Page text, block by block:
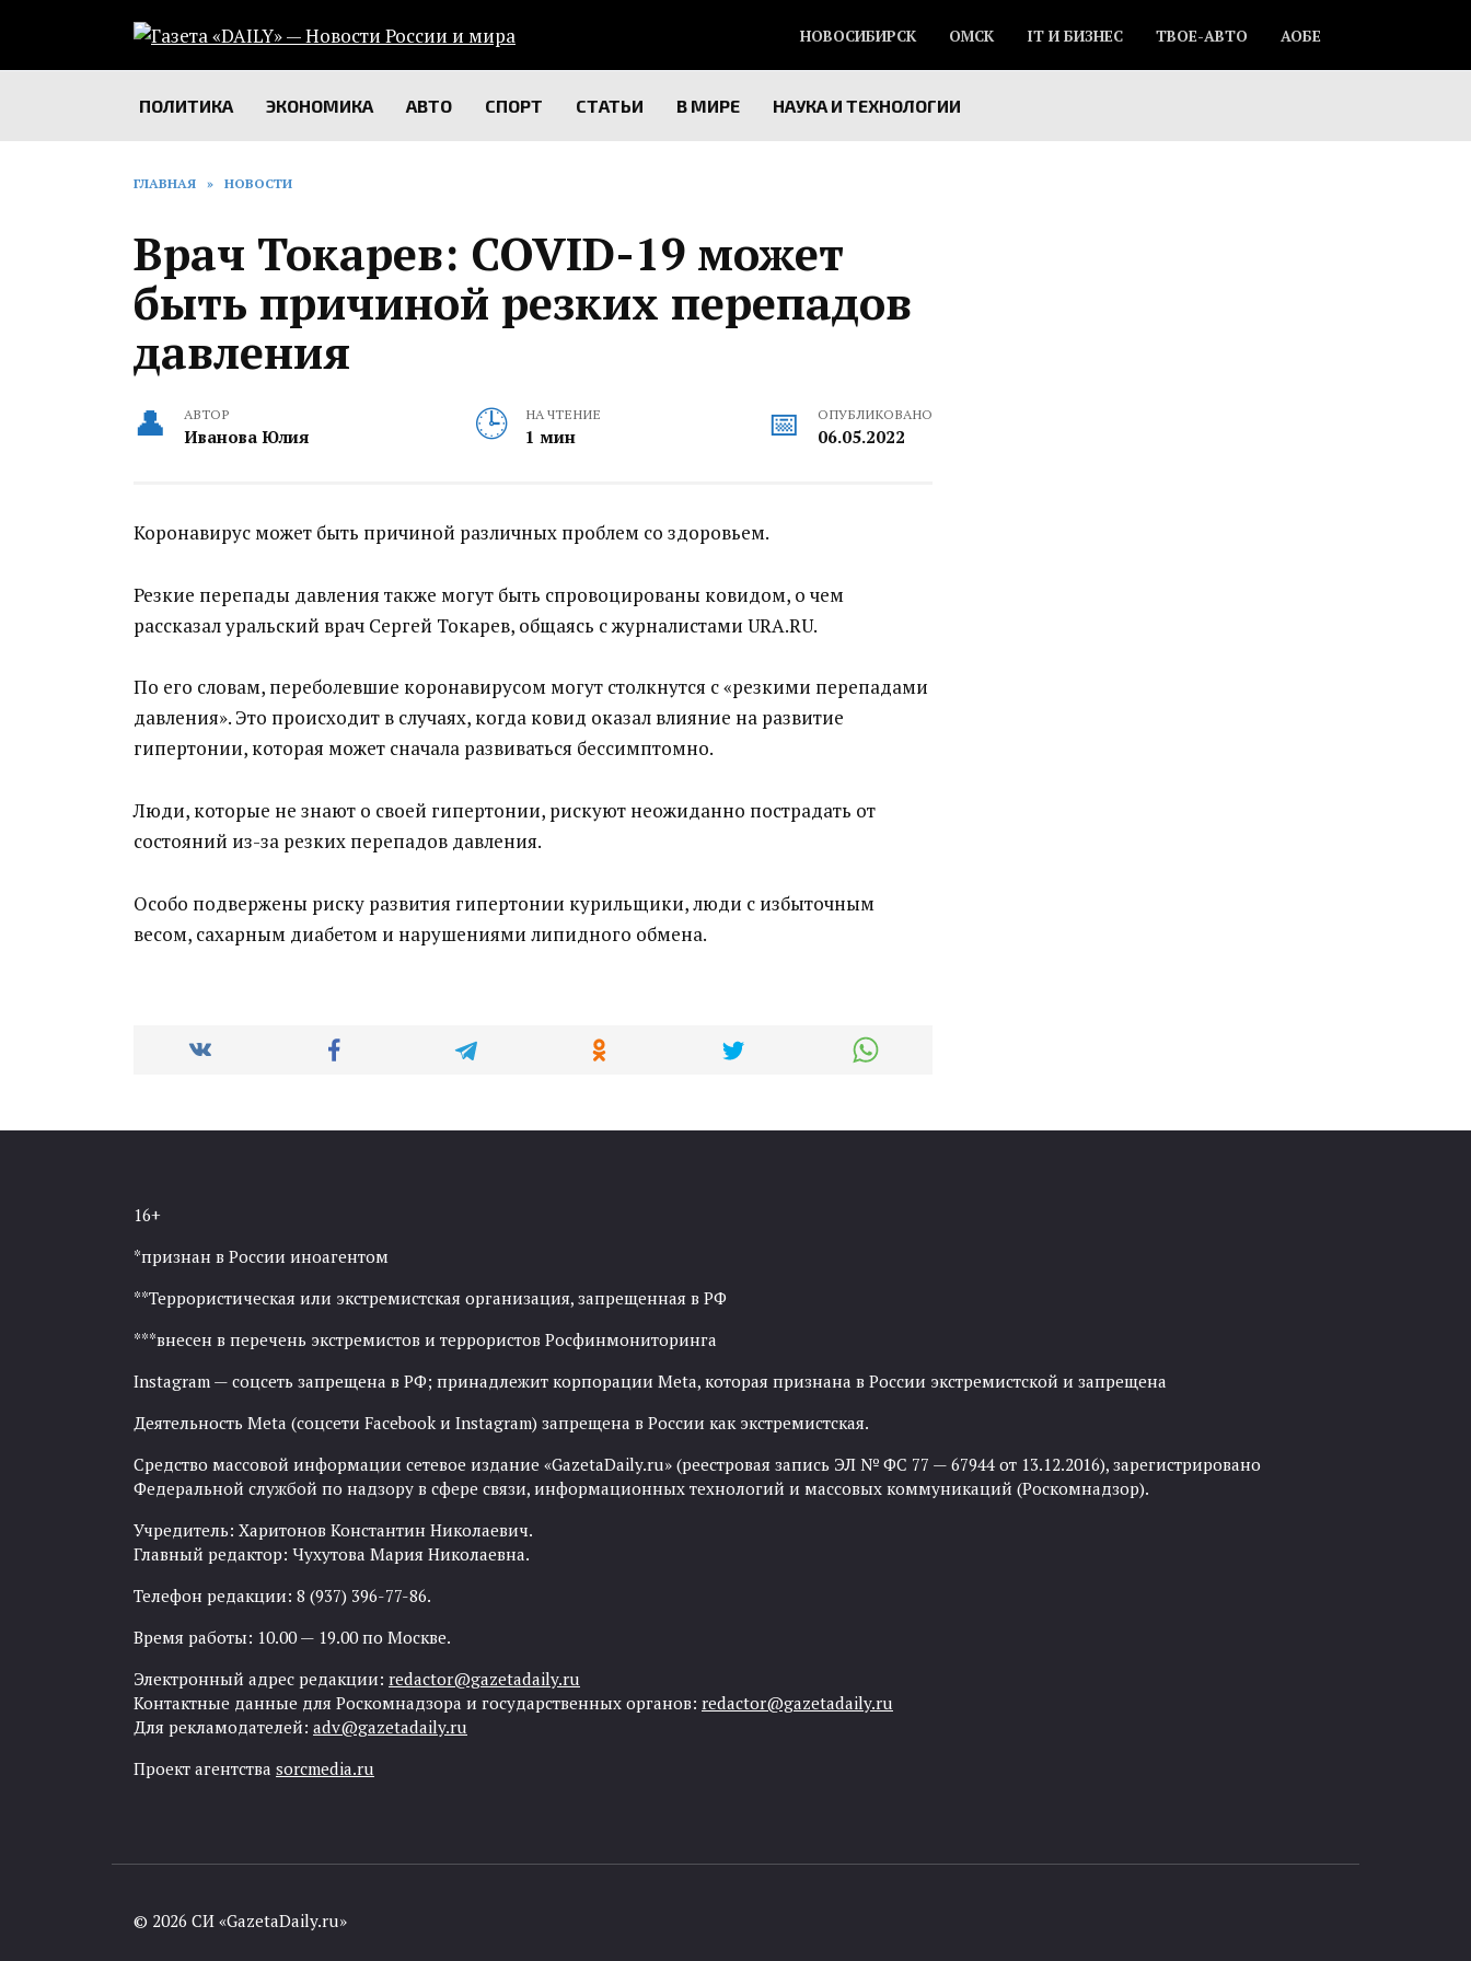
содержанию
НОВОСИБИРСК ОМСК IT И БИЗНЕС ТВОЕ-АВТО АОБЕ
ПОЛИТИКА ЭКОНОМИКА АВТО СПОРТ СТАТЬИ В МИРЕ НАУКА И ТЕХНОЛОГИИ
ГЛАВНАЯ » НОВОСТИ
Врач Токарев: COVID-19 может
быть причиной резких перепадов
давления
АВТОР
Иванова Юлия
НА ЧТЕНИЕ
1 мин
ОПУБЛИКОВАНО
06.05.2022
Коронавирус может быть причиной различных проблем со здоровьем.
Резкие перепады давления также могут быть спровоцированы ковидом, о чем
рассказал уральский врач Сергей Токарев, общаясь с журналистами URA.RU.
По его словам, переболевшие коронавирусом могут столкнутся с «резкими перепадами
давления». Это происходит в случаях, когда ковид оказал влияние на развитие
гипертонии, которая может сначала развиваться бессимптомно.
Люди, которые не знают о своей гипертонии, рискуют неожиданно пострадать от
состояний из-за резких перепадов давления.
Особо подвержены риску развития гипертонии курильщики, люди с избыточным
весом, сахарным диабетом и нарушениями липидного обмена.
16+
*признан в России иноагентом
**Террористическая или экстремистская организация, запрещенная в РФ
***внесен в перечень экстремистов и террористов Росфинмониторинга
Instagram — соцсеть запрещена в РФ; принадлежит корпорации Meta, которая признана в России экстремистской и запрещена
Деятельность Meta (соцсети Facebook и Instagram) запрещена в России как экстремистская.
Средство массовой информации сетевое издание «GazetaDaily.ru» (реестровая запись ЭЛ № ФС 77 — 67944 от 13.12.2016), зарегистрировано
Федеральной службой по надзору в сфере связи, информационных технологий и массовых коммуникаций (Роскомнадзор).
Учредитель: Харитонов Константин Николаевич.
Главный редактор: Чухутова Мария Николаевна.
Телефон редакции: 8 (937) 396-77-86.
Время работы: 10.00 — 19.00 по Москве.
Электронный адрес редакции: redactor@gazetadaily.ru
Контактные данные для Роскомнадзора и государственных органов: redactor@gazetadaily.ru
Для рекламодателей: adv@gazetadaily.ru
Проект агентства sorcmedia.ru
© 2026 СИ «GazetaDaily.ru»